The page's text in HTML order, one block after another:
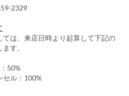
2329
は、来店日時より起算して下記の
す。
50%
セル：100%